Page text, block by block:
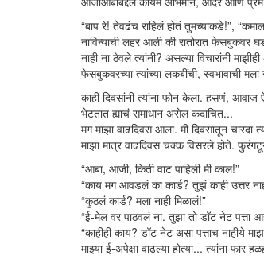
“बाप रे! तेवढंच राहिलं होतं तुमच्याकडे!”,
नाविन्याची लहर आली की रातोरात
नाही ना ठेवले त्यांनी? असल्या विचारांनी
फेसबुकवरच्या त्यांच्या लकबींची, स्वभावाची मला
काही दिवसांनी त्यांना फोन केला. हसणं,
भेटतात ह्याचं समाधान असेल कदाचित...
मग माझा वाढदिवस आला. मी दिवसातून चारदा
माझा मात्र वाढदिवस चक्क विसरले होते.
“आबा, आजी, किती वाट पाहिली मी काल!”
“काय मग आवडलं का कार्ड? तुझं काही उत्तर
“कुठलं कार्ड? मला नाही मिळालं!”
“ई-मेल वर पाठवलं ना. तुझा तो डॉट नेट पत्ता
“काहीही काय? डॉट नेट असा पत्ताच नाहीये
माझ्या ई-अपेक्षा वाढल्या होत्या... त्यांना